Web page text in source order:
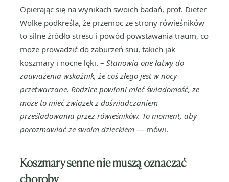
Opierając się na wynikach swoich badań, prof. Dieter
Wolke podkreśla, że przemoc ze strony rówieśników
to silne źródło stresu i powód powstawania traum, co
może prowadzić do zaburzeń snu, takich jak
koszmary i nocne lęki. – Stanowią one łatwy do
zauważenia wskaźnik, że coś złego jest w nocy
przetwarzane. Rodzice powinni mieć świadomość, że
może to mieć związek z doświadczaniem
prześladowania przez rówieśników. To moment, aby
porozmawiać ze swoim dzieckiem — mówi.
Koszmary senne nie muszą oznaczać
choroby